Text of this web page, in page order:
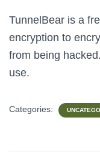
TunnelBear is a
encryption to
from being
use.
Categories: